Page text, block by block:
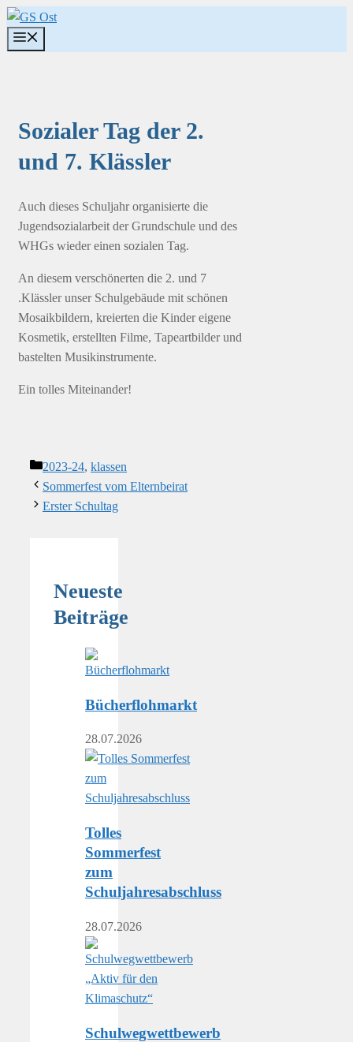
Zum
Inhalt
springen
Sozialer Tag der 2.
und 7. Klässler
Auch dieses Schuljahr organisierte die
Jugendsozialarbeit der Grundschule und des
WHGs wieder einen sozialen Tag.
An diesem verschönerten die 2. und 7
.Klässler unser Schulgebäude mit schönen
Mosaikbildern, kreierten die Kinder eigene
Kosmetik, erstellten Filme, Tapeartbilder und
bastelten Musikinstrumente.
Ein tolles Miteinander!
Kategorien
2023-24, klassen
Sommerfest vom Elternbeirat
Erster Schultag
Neueste
Beiträge
Bücherflohmarkt
28.07.2026
Tolles
Sommerfest
zum
Schuljahresabschluss
28.07.2026
Schulwegwettbewerb